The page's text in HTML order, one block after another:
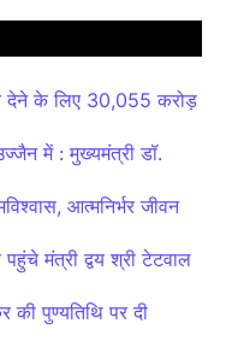
देने के लिए 30,055 करोड़
में : मुख्यमंत्री डॉ.
आत्मनिर्भर जीवन
मंत्री द्वय श्री टेटवाल
की पुण्यतिथि पर दी